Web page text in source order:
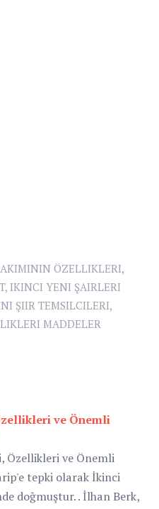
ÖZELLIKLERI,
, IKINCI YENI ŞAIRLERI
ŞIIR TEMSILCILERI,
MADDELER
ve Önemli
Özellikleri ve Önemli
tepki olarak İkinci
doğmuştur. . İlhan Berk,